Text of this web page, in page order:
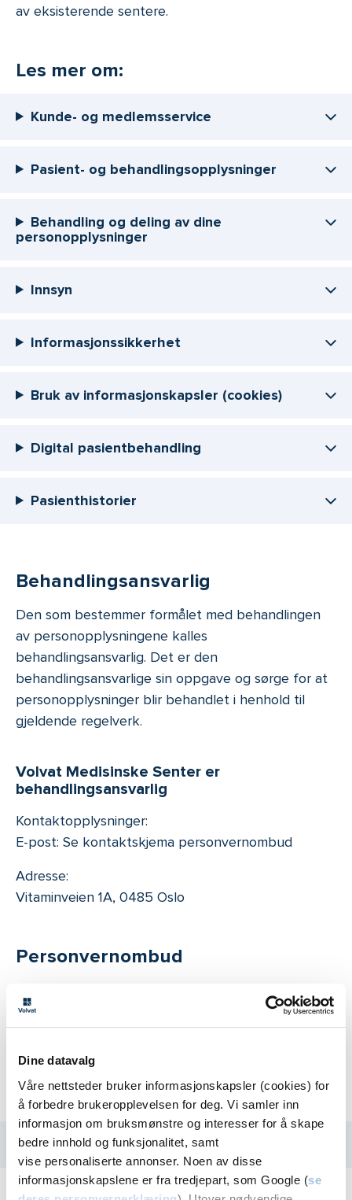
Dine datavalg
Våre nettsteder bruker informasjonskapsler (cookies) for
å forbedre brukeropplevelsen for deg. Vi samler inn
informasjon om bruksmønstre og interesser for å skape
bedre innhold og funksjonalitet, samt
vise personaliserte annonser. Noen av disse
informasjonskapslene er fra tredjepart, som Google (se
av eksisterende sentere.
Les mer om:
Kunde- og medlemsservice
Pasient- og behandlingsopplysninger
Behandling og deling av dine
personopplysninger
Innsyn
Informasjonssikkerhet
Bruk av informasjonskapsler (cookies)
Digital pasientbehandling
Pasienthistorier
Behandlingsansvarlig
Den som bestemmer formålet med behandlingen
av personopplysningene kalles
behandlingsansvarlig. Det er den
behandlingsansvarlige sin oppgave og sørge for at
personopplysninger blir behandlet i henhold til
gjeldende regelverk.
Volvat Medisinske Senter er
behandlingsansvarlig
Kontaktopplysninger:
E-post: Se kontaktskjema personvernombud
Adresse:
Vitaminveien 1A, 0485 Oslo
Personvernombud
for spørsmål om:
Innsyn
Personvern i Volvat
Kontakt personvernombud